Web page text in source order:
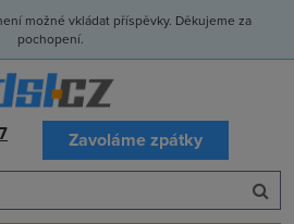
možné vkládat příspěvky. Děkujeme za
pochopení.
Zavoláme zpátky